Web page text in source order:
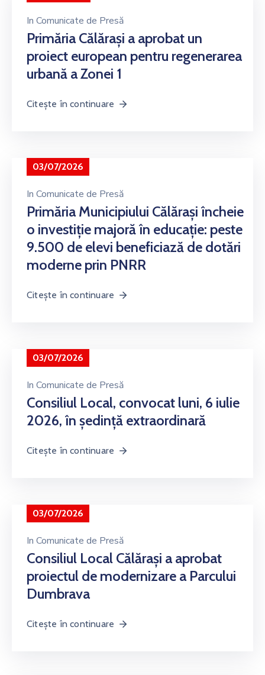
In Comunicate de Presă
Primăria Călărași a aprobat un
proiect european pentru regenerarea
urbană a Zonei 1
Citește în continuare
03/07/2026
In Comunicate de Presă
Primăria Municipiului Călărași încheie
o investiție majoră în educație: peste
9.500 de elevi beneficiază de dotări
moderne prin PNRR
Citește în continuare
03/07/2026
In Comunicate de Presă
Consiliul Local, convocat luni, 6 iulie
2026, în ședință extraordinară
Citește în continuare
03/07/2026
In Comunicate de Presă
Consiliul Local Călărași a aprobat
proiectul de modernizare a Parcului
Dumbrava
Citește în continuare